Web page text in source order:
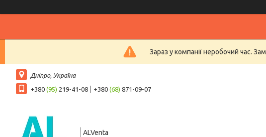
Зараз у компанії неробочий час.
Дніпро, Україна
+380 (95) 219-41-08 +380 (68) 871-09-07
ALVenta